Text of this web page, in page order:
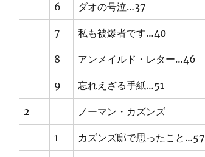
6 ダオの号泣…37
7 私も被爆者です…40
8 アンメイルド・レター…46
9 忘れえざる手紙…51
2 ノーマン・カズンズ
1 カズンズ邸で思ったこと…57